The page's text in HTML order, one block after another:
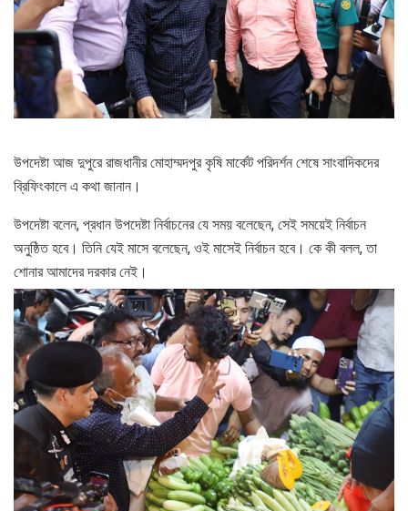
উপদেষ্টা আজ দুপুরে রাজধানীর মোহাম্মদপুর কৃষি মার্কেট পরিদর্শন শেষে সাংবাদিকদের
ব্রিফিংকালে এ কথা জানান।
উপদেষ্টা বলেন, প্রধান উপদেষ্টা নির্বাচনের যে সময় বলেছেন, সেই সময়েই নির্বাচন
অনুষ্ঠিত হবে। তিনি যেই মাসে বলেছেন, ওই মাসেই নির্বাচন হবে। কে কী বলল, তা
শোনার আমাদের দরকার নেই।